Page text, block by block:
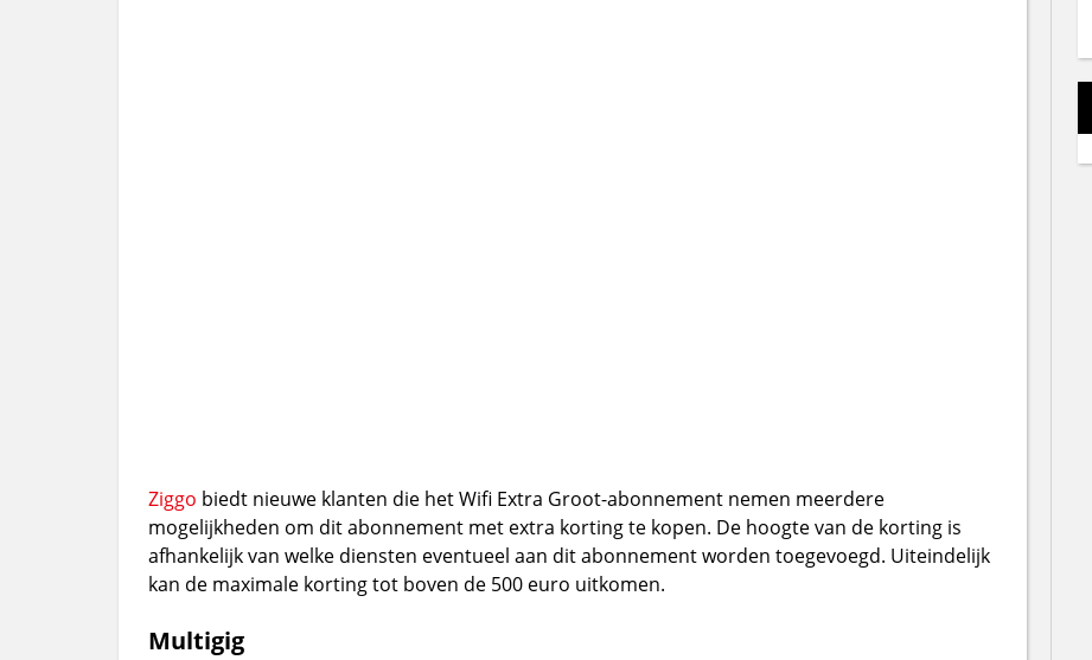
Ziggo biedt nieuwe klanten die het Wifi Extra Groot-abonnement nemen meerdere
mogelijkheden om dit abonnement met extra korting te kopen. De hoogte van de korting is
afhankelijk van welke diensten eventueel aan dit abonnement worden toegevoegd. Uiteindelijk
kan de maximale korting tot boven de 500 euro uitkomen.
Multigig